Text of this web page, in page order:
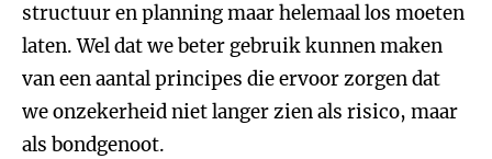
structuur en planning maar helemaal los moeten
laten. Wel dat we beter gebruik kunnen maken
van een aantal principes die ervoor zorgen dat
we onzekerheid niet langer zien als risico, maar
als bondgenoot.